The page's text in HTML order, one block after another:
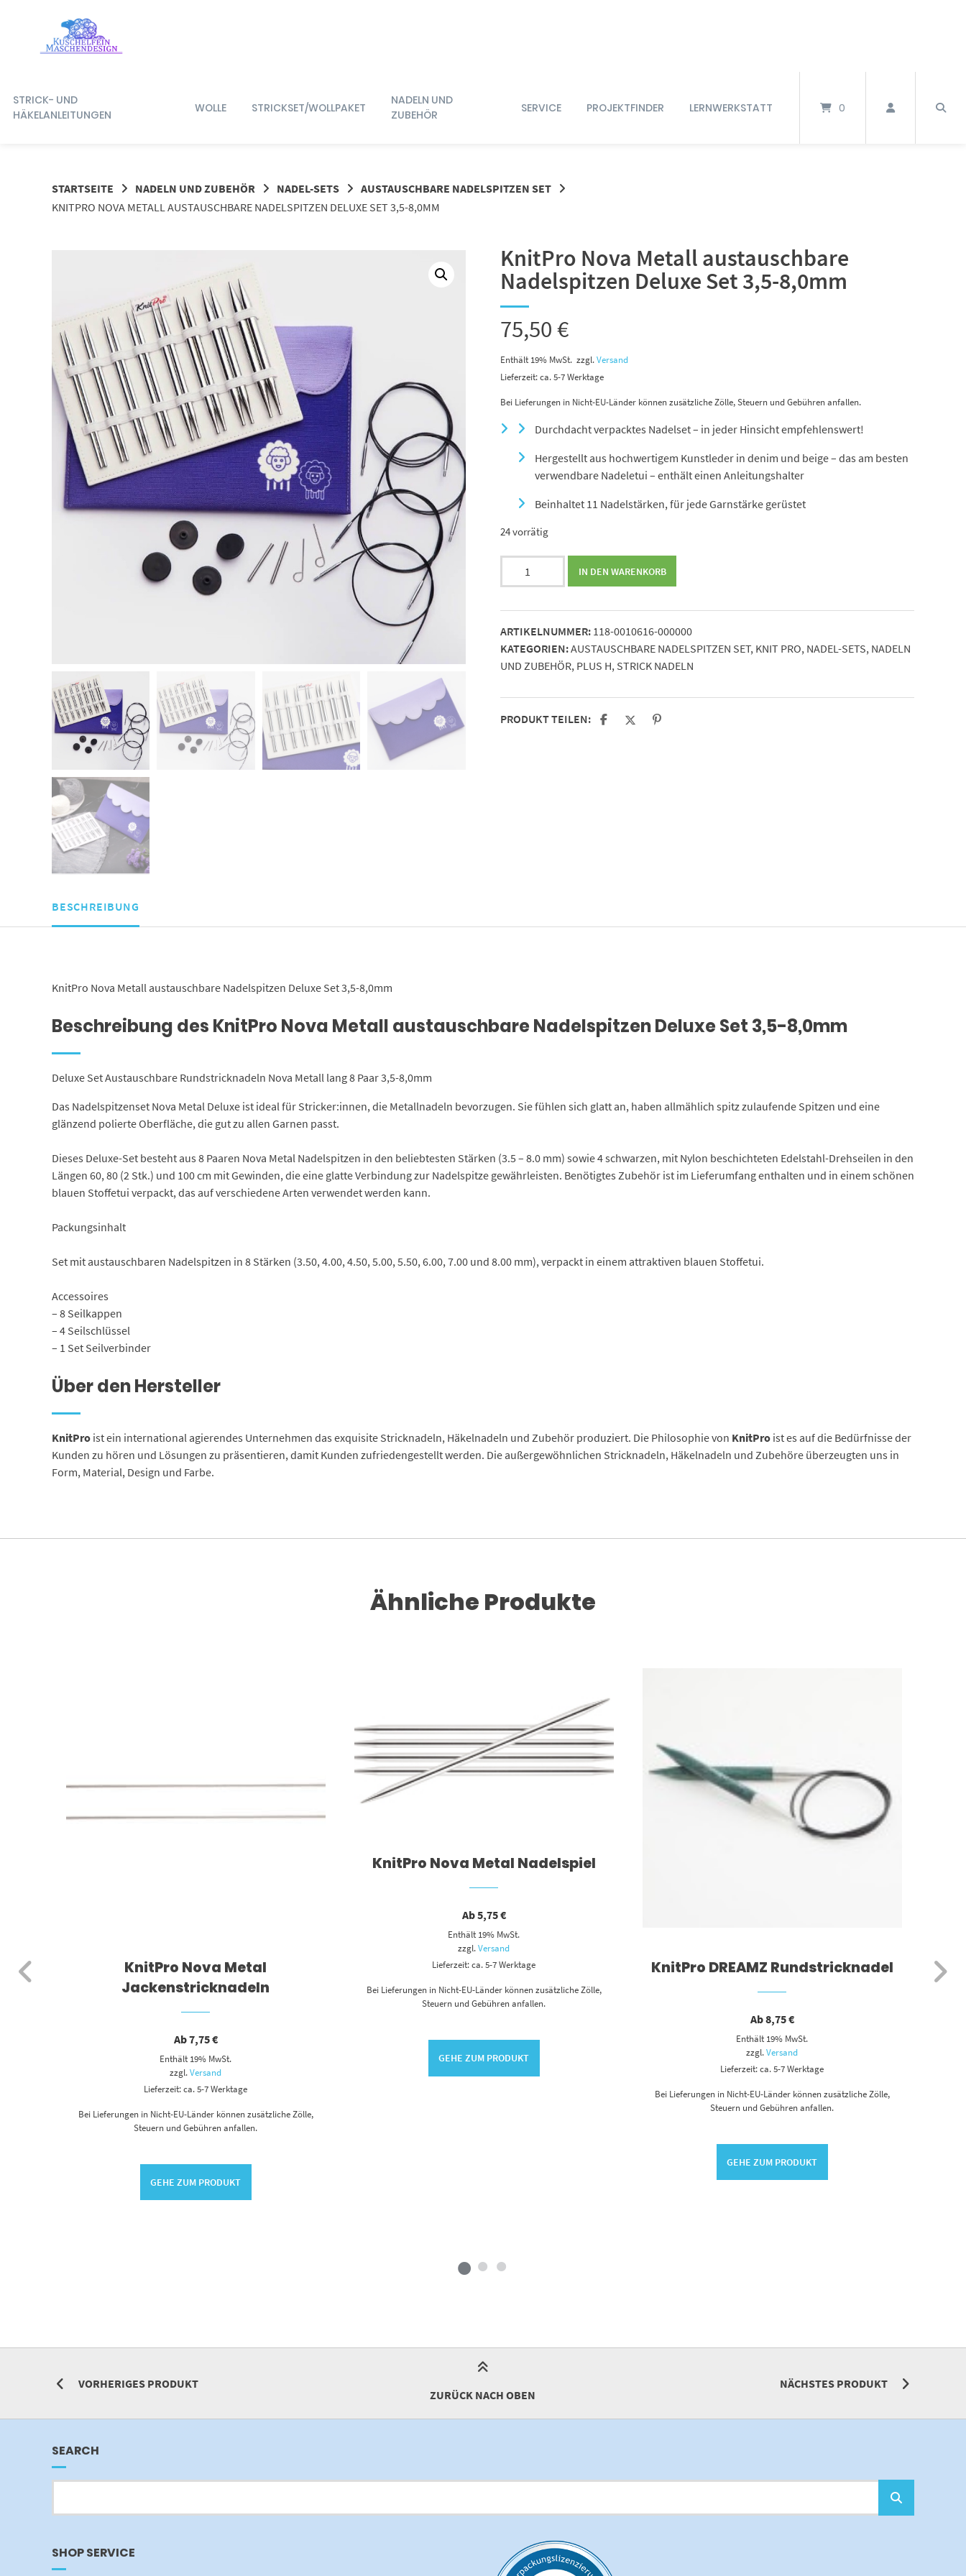
STRICK- UND
HÄKELANLEITUNGEN
WOLLE STRICKSET/WOLLPAKET
NADELN UND
ZUBEHÖR
SERVICE PROJEKTFINDER LERNWERKSTATT 0
STARTSEITE NADELN UND ZUBEHÖR NADEL-SETS
AUSTAUSCHBARE NADELSPITZEN SET
KNITPRO NOVA METALL AUSTAUSCHBARE NADELSPITZEN DELUXE SET 3,5-8,0MM
KnitPro Nova Metall austauschbare
Nadelspitzen Deluxe Set 3,5-8,0mm
75,50€
Enthält 19% MwSt. zzgl.Versand
Lieferzeit: ca. 5-7 Werktage
Bei Lieferungen in Nicht-EU-Länder können zusätzliche Zölle, Steuern und Gebühren anfallen.
Durchdacht verpacktes Nadelset – in jeder Hinsicht empfehlenswert!
Hergestellt aus hochwertigem Kunstleder in denim und beige – das am besten
verwendbare Nadeletui – enthält einen Anleitungshalter
Beinhaltet 11 Nadelstärken, für jede Garnstärke gerüstet
24 vorrätig
austauschbare
Nadelspitzen
Deluxe
Set
8,0mm
Menge
IN DEN WARENKORB
ARTIKELNUMMER: 118-0010616-000000
KATEGORIEN:AUSTAUSCHBARE NADELSPITZEN SET, KNIT PRO, NADEL-SETS, NADELN
UND ZUBEHÖR, PLUS H, STRICK NADELN
PRODUKT TEILEN:
BESCHREIBUNG
KnitPro Nova Metall austauschbare Nadelspitzen Deluxe Set 3,5-8,0mm
Beschreibung des KnitPro Nova Metall austauschbare Nadelspitzen Deluxe Set 3,5-8,0mm
Deluxe Set Austauschbare Rundstricknadeln Nova Metall lang 8 Paar 3,5-8,0mm
Das Nadelspitzenset Nova Metal Deluxe ist ideal für Stricker:innen, die Metallnadeln bevorzugen. Sie fühlen sich glatt an, haben allmählich spitz zulaufende Spitzen und eine
glänzend polierte Oberfläche, die gut zu allen Garnen passt.
Dieses Deluxe-Set besteht aus 8 Paaren Nova Metal Nadelspitzen in den beliebtesten Stärken (3.5 – 8.0 mm) sowie 4 schwarzen, mit Nylon beschichteten Edelstahl-Drehseilen in den
Längen 60, 80 (2 Stk.) und 100 cm mit Gewinden, die eine glatte Verbindung zur Nadelspitze gewährleisten. Benötigtes Zubehör ist im Lieferumfang enthalten und in einem schönen
blauen Stoffetui verpackt, das auf verschiedene Arten verwendet werden kann.
Packungsinhalt
Set mit austauschbaren Nadelspitzen in 8 Stärken (3.50, 4.00, 4.50, 5.00, 5.50, 6.00, 7.00 und 8.00 mm), verpackt in einem attraktiven blauen Stoffetui.
Accessoires
– 8 Seilkappen
– 4 Seilschlüssel
– 1 Set Seilverbinder
Über den Hersteller
KnitProist ein international agierendes Unternehmen das exquisite Stricknadeln, Häkelnadeln und Zubehör produziert. Die Philosophie von KnitProist es auf die Bedürfnisse der
Kunden zu hören und Lösungen zu präsentieren, damit Kunden zufriedengestellt werden. Die außergewöhnlichen Stricknadeln, Häkelnadeln und Zubehöre überzeugten uns in
Form, Material, Design und Farbe.
Ähnliche Produkte
KnitPro Nova Metal
Jackenstricknadeln
Ab7,75€
Enthält 19% MwSt.
zzgl.Versand
Lieferzeit: ca. 5-7 Werktage
Bei Lieferungen in Nicht-EU-Länder können zusätzliche Zölle,
Steuern und Gebühren anfallen.
GEHE ZUM PRODUKT
KnitPro Nova Metal Nadelspiel
Ab5,75€
Enthält 19% MwSt.
zzgl.Versand
Lieferzeit: ca. 5-7 Werktage
Bei Lieferungen in Nicht-EU-Länder können zusätzliche Zölle,
Steuern und Gebühren anfallen.
GEHE ZUM PRODUKT
KnitPro DREAMZ Rundstricknadel
Ab8,75€
Enthält 19% MwSt.
zzgl.Versand
Lieferzeit: ca. 5-7 Werktage
Bei Lieferungen in Nicht-EU-Länder können zusätzliche Zölle,
Steuern und Gebühren anfallen.
GEHE ZUM PRODUKT
VORHERIGES PRODUKT
NÄCHSTES PRODUKT
ZURÜCK NACH OBEN
SEARCH
SHOP SERVICE